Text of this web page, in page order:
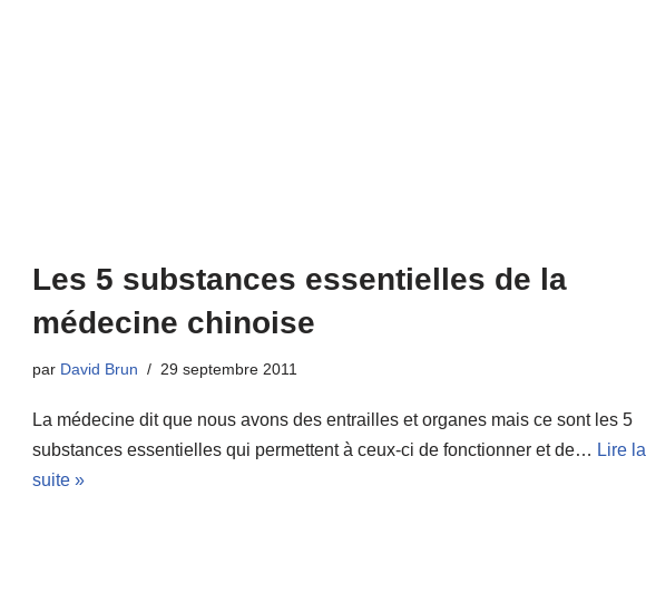
Les 5 substances essentielles de la
médecine chinoise
par David Brun 29 septembre 2011
La médecine dit que nous avons des entrailles et organes mais ce sont les 5
substances essentielles qui permettent à ceux-ci de fonctionner et de… Lire la
suite »